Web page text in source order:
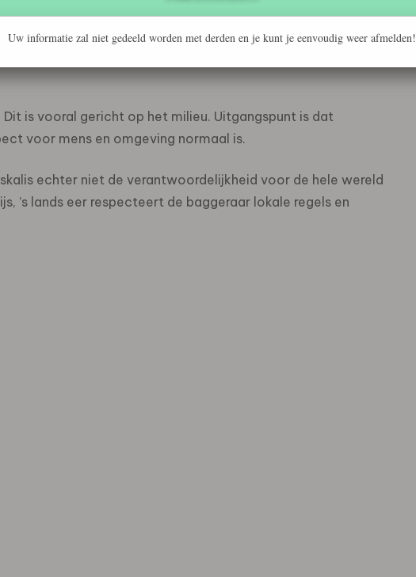
besteed wel aandacht aan integriteit. Heijmans vermeldt
op de bouwplaats. Daar zit enige stijging in, maar dit komt
Daarom eist Heijmans nu ook van zijn
is vooral gericht op het milieu. Uitgangspunt is dat
voor mens en omgeving normaal is.
echter niet de verantwoordelijkheid voor de hele wereld
’s lands eer respecteert de baggeraar lokale regels en
Uw informatie zal niet gedeeld worden met derden en je kunt je eenvoudig weer afmelden!